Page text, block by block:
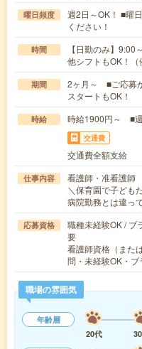
曜日頻度
週2日～OK！ ■曜
ください！
時間
【日勤のみ】
他シフトもOK！
期間
2ヶ月～ ■ご応募
スタートもOK！
時給 時給1900円～ ■
交通費
交通費全額支給
仕事内容
看護師・准看護師
＼保育園で子ども
病院勤務とは違っ
応募資格
職種未経験OK / ブ
要
看護師資格（また
問・未経験OK・
職場の雰囲気
年齢層
20代